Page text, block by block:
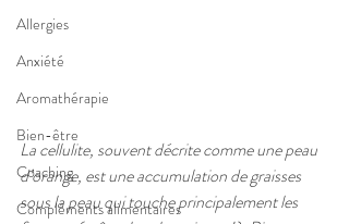
Allergies
Anxiété
Aromathérapie
Bien-être
Coaching
Compléments alimentaires
La cellulite, souvent décrite comme une peau
d’orange, est une accumulation de graisses
sous la peau qui touche principalement les